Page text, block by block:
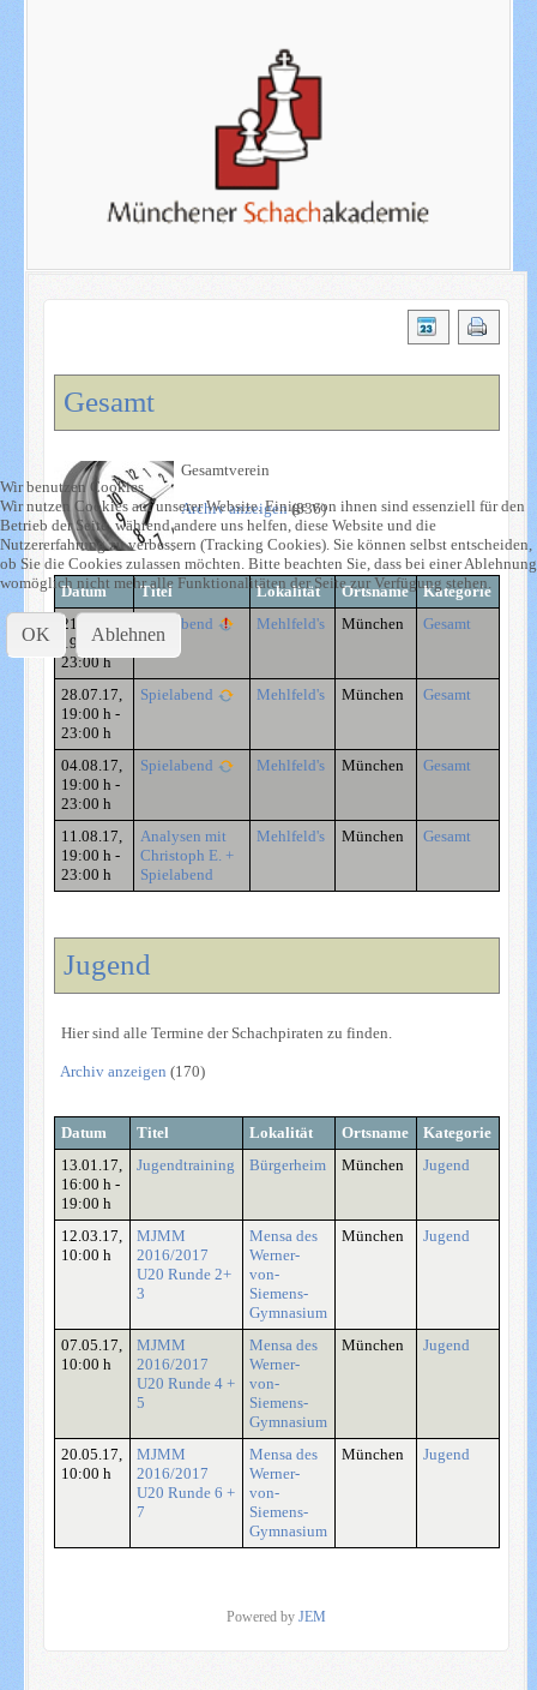
Gesamt
Gesamtverein
Archiv anzeigen(836)
Datum Titel Lokalität Ortsname
Kategorie
21.07.17
19:00 h-
23:00 h
Spielabend Mehlfeld's München Gesamt
28.07.17
19:00 h -
23:00 h
Spielabend Mehlfeld's München Gesamt
04.08.17
19:00 h -
23:00 h
Spielabend Mehlfeld's München Gesamt
11.08.17
19:00 h -
23:00 h
Analysen mit
Christoph E. +
Spielabend
Mehlfeld's München Gesamt
Jugend
Hier sind alle Termine der Schachpiraten zu finden.
Archiv anzeigen (170)
Datum Titel Lokalität Ortsname
Kategorie
13.01.17,
16:00 h-
19:00 h
Jugendtraining Bürgerheim München Jugend
12.03.17,
10:00 h
MJMM
2016/2017
U20 Runde 2+
3
Mensa des
Werner-
von-
Siemens-
Gymnasium
München Jugend
07.05.17,
10:00 h
MJMM
2016/2017
U20 Runde 4 +
5
Mensa des
Werner-
von-
Siemens-
Gymnasium
München Jugend
20.05.17,
10:00 h
MJMM
2016/2017
U20 Runde 6 +
7
Mensa des
Werner-
von-
Siemens-
Gymnasium
München Jugend
Powered byJEM
Wir benutzen Cookies
Wir nutzen Cookies auf unserer Website. Einige von ihnen sind essenziell für den
Betrieb der Seite, während andere uns helfen, diese Website und die
Nutzererfahrung zu verbessern (Tracking Cookies). Sie können selbst entscheiden,
ob Sie die Cookies zulassen möchten. Bitte beachten Sie, dass bei einer Ablehnung
womöglich nicht mehr alle Funktionalitäten der Seite zur Verfügung stehen.
OK Ablehnen